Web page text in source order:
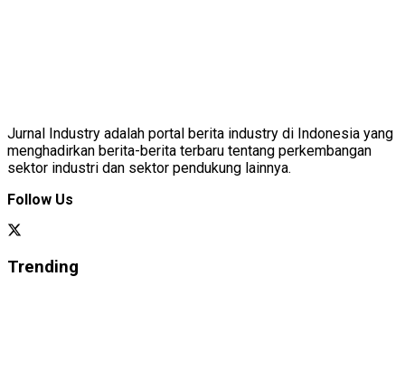
Jurnal Industry adalah portal berita industry di Indonesia yang
menghadirkan berita-berita terbaru tentang perkembangan
sektor industri dan sektor pendukung lainnya.
Follow Us
Trending